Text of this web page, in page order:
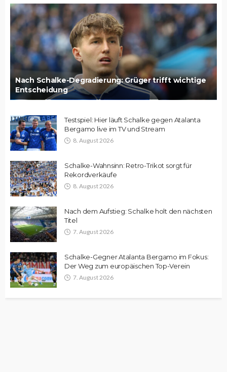
Nach Schalke-Degradierung: Grüger trifft wichtige
Entscheidung
Testspiel: Hier läuft Schalke gegen Atalanta
Bergamo live im TV und Stream
8. August 2026
Schalke-Wahnsinn: Retro-Trikot sorgt für
Rekordverkäufe
8. August 2026
Nach dem Aufstieg: Schalke holt den nächsten
Titel
7. August 2026
Schalke-Gegner Atalanta Bergamo im Fokus:
Der Weg zum europäischen Top-Verein
7. August 2026